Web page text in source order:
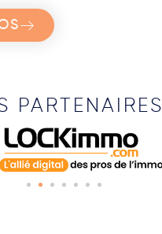
PARTENAIRES